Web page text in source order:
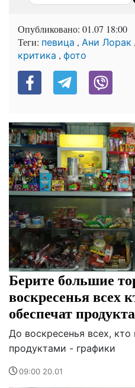
Опубликовано: 01.07 18:00
Теги: певица , Ани Лорак ,
критика , фото
Берите большие
воскресенья всех
обеспечат
До воскресенья всех, кто
продуктами - графики
09:00 20.01